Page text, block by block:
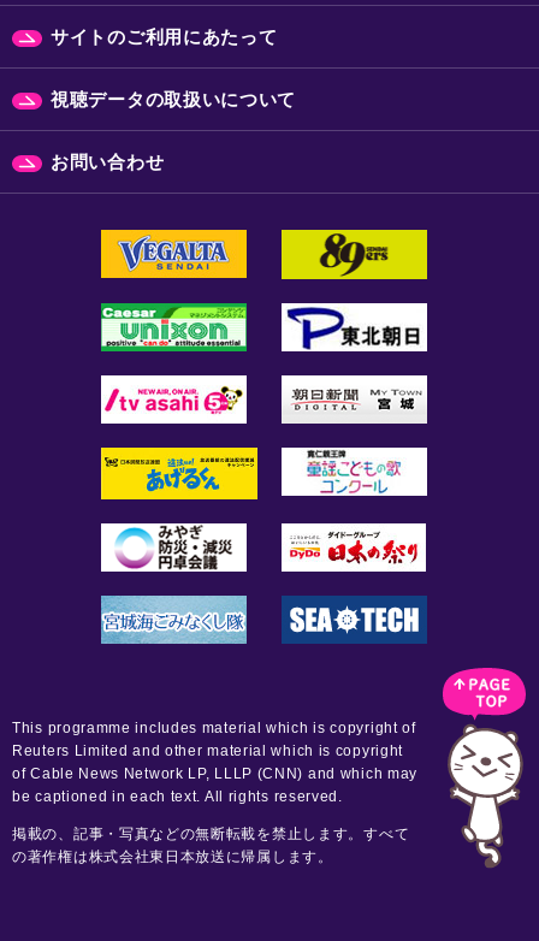
サイトのご利用にあたって
視聴データの取扱いについて
お問い合わせ
This programme includes material which is copyright of
Reuters Limited and other material which is copyright
of Cable News Network LP, LLLP (CNN) and which may
be captioned in each text. All rights reserved.
掲載の、記事・写真などの無断転載を禁止します。すべて
の著作権は株式会社東日本放送に帰属します。